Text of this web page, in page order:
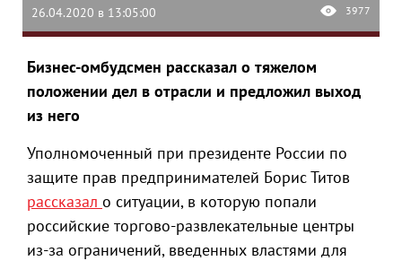
26.04.2020 в 13:05:00 3977
Бизнес-омбудсмен рассказал о тяжелом
положении дел в отрасли и предложил выход
из него
Уполномоченный при президенте России по
защите прав предпринимателей Борис Титов
рассказал о ситуации, в которую попали
российские торгово-развлекательные центры
из-за ограничений, введенных властями для